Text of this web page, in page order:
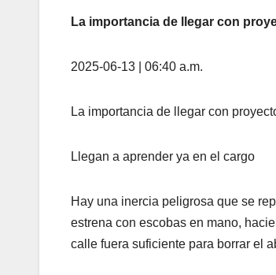
La importancia de llegar con
2025-06-13 | 06:40 a.m.
La importancia de llegar con
Llegan a aprender ya en el cargo
Hay una inercia peligrosa que se
estrena con escobas en mano,
calle fuera suficiente para borrar el